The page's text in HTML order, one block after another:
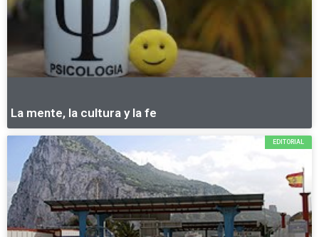
La mente, la cultura y la fe
EDITORIAL